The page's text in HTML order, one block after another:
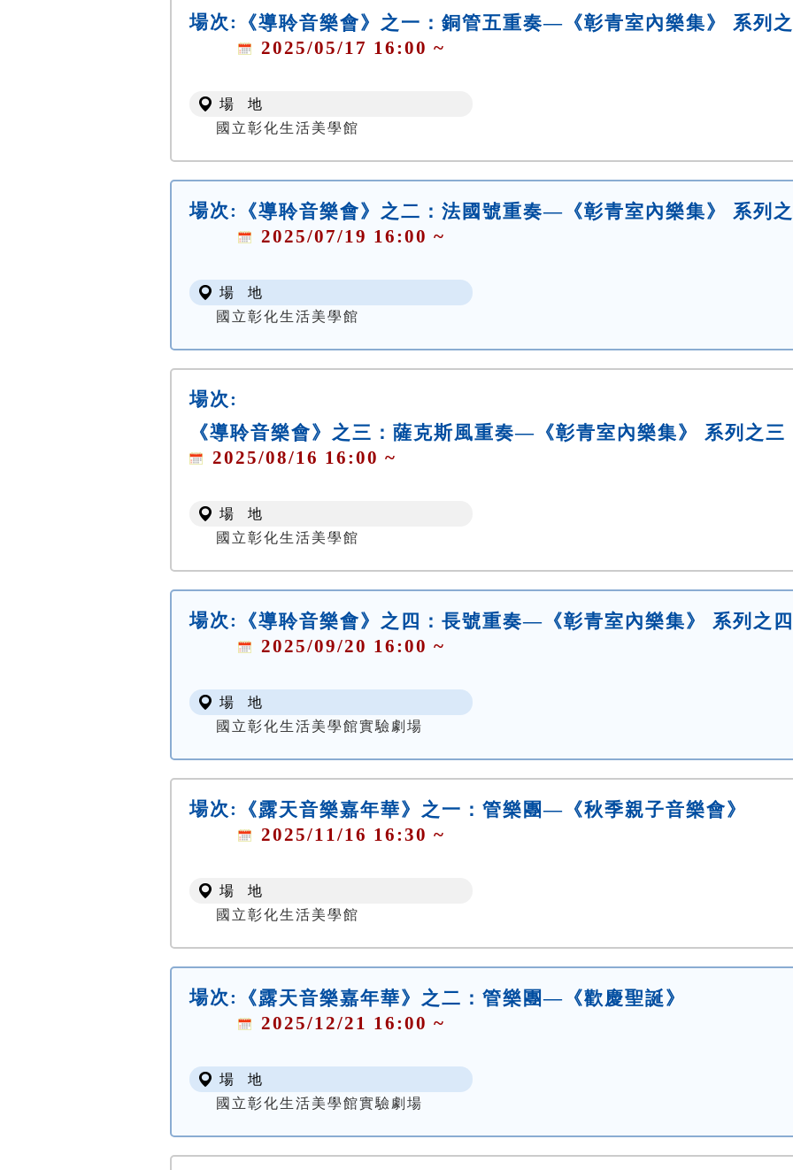
場次:
《導聆音樂會》之一：銅管五重奏—《彰青室內樂集》 系列
2025/05/17 16:00 ~
場 地
國立彰化生活美學館
場次:
《導聆音樂會》之二：法國號重奏—《彰青室內樂集》 系列
2025/07/19 16:00 ~
場 地
國立彰化生活美學館
場次:
《導聆音樂會》之三：薩克斯風重奏—《彰青室內樂集》 系列之三
2025/08/16 16:00 ~
場 地
國立彰化生活美學館
場次:
《導聆音樂會》之四：長號重奏—《彰青室內樂集》 系列之四
2025/09/20 16:00 ~
場 地
國立彰化生活美學館實驗劇場
場次:
《露天音樂嘉年華》之一：管樂團—《秋季親子音樂會》
2025/11/16 16:30 ~
場 地
國立彰化生活美學館
場次:
《露天音樂嘉年華》之二：管樂團—《歡慶聖誕》
2025/12/21 16:00 ~
場 地
國立彰化生活美學館實驗劇場